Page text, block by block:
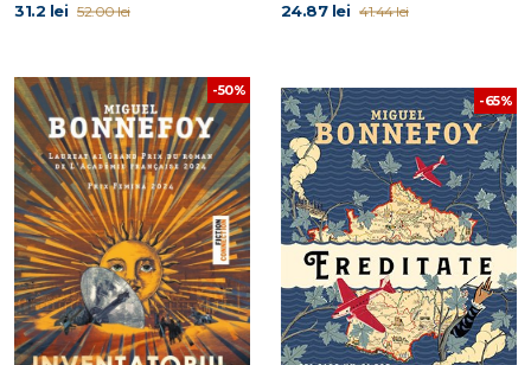
31.2 lei 52.00 lei 24.87 lei 41.44 lei
-50%
-65%